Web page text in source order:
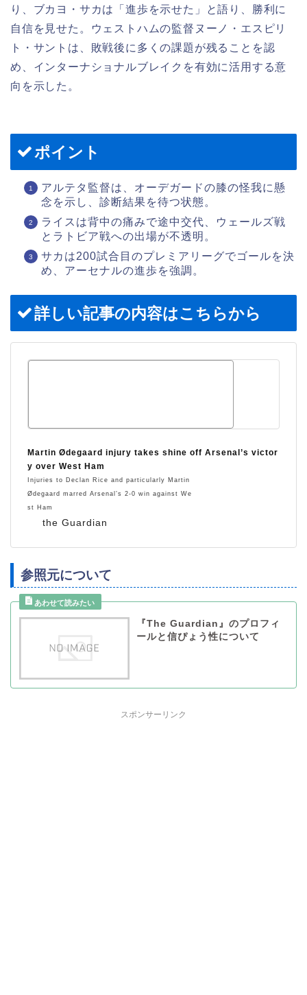
り、ブカヨ・サカは「進歩を示せた」と語り、勝利に
自信を見せた。ウェストハムの監督ヌーノ・エスピリ
ト・サントは、敗戦後に多くの課題が残ることを認
め、インターナショナルブレイクを有効に活用する意
向を示した。
ポイント
アルテタ監督は、オーデガードの膝の怪我に懸
念を示し、診断結果を待つ状態。
ライスは背中の痛みで途中交代、ウェールズ戦
とラトビア戦への出場が不透明。
サカは200試合目のプレミアリーグでゴールを決
め、アーセナルの進歩を強調。
詳しい記事の内容はこちらから
the Guardian
Martin Ødegaard injury takes shine off Arsenal’s victor
y over West Ham
Injuries to Declan Rice and particularly Martin
Ødegaard marred Arsenal’s 2-0 win against We
st Ham
参照元について
『The Guardian』のプロフィ
ールと信ぴょう性について
スポンサーリンク